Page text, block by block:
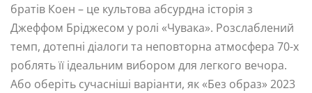
братів Коен – це культова абсурдна історія з
Джеффом Бріджесом у ролі «Чувака». Розслаблений
темп, дотепні діалоги та неповторна атмосфера 70-х
роблять її ідеальним вибором для легкого вечора.
Або оберіть сучасніші варіанти, як «Без образ» 2023